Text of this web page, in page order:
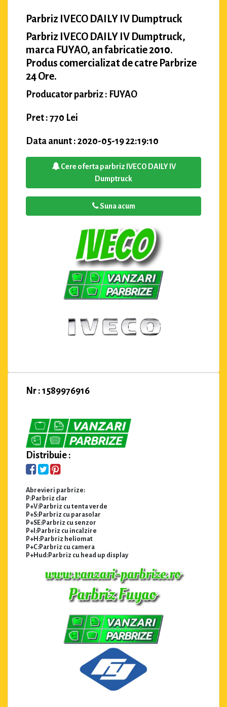
Parbriz IVECO DAILY IV Dumptruck
Parbriz IVECO DAILY IV Dumptruck,
marca FUYAO, an fabricatie 2010.
Produs comercializat de catre Parbrize
24 Ore.
Producator parbriz : FUYAO
Pret : 770 Lei
Data anunt : 2020-05-19 22:19:10
Cere oferta parbriz IVECO DAILY IV
Dumptruck
Suna acum
Nr : 1589976916
Distribuie :
Abrevieri parbrize:
P:Parbriz clar
P+V:Parbriz cu tenta verde
P+S:Parbriz cu parasolar
P+SE:Parbriz cu senzor
P+I:Parbriz cu incalzire
P+H:Parbriz heliomat
P+C:Parbriz cu camera
P+Hud:Parbriz cu head up display